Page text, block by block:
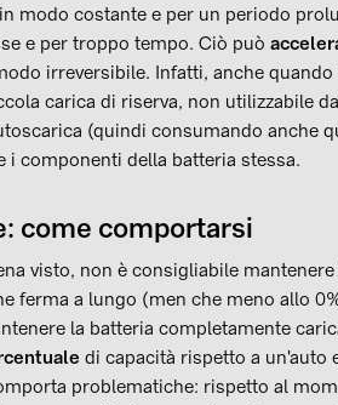
modo costante e per un periodo
e per troppo tempo. Ciò può
irreversibile. Infatti, anche
carica di riserva, non utilizzabile
(quindi consumando anche
i componenti della batteria stessa.
come comportarsi
visto, non è consigliabile
ferma a lungo (men che meno allo
la batteria completamente
di capacità rispetto a un'auto
problematiche: rispetto al